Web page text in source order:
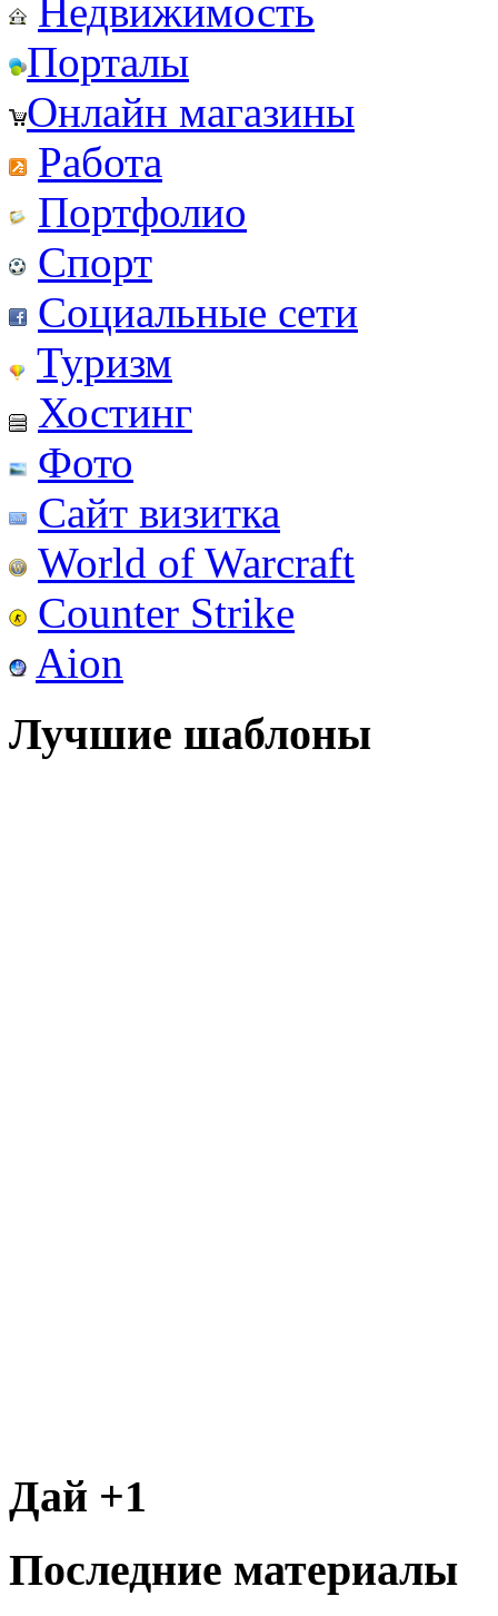
Недвижимость
Порталы
Онлайн магазины
Работа
Портфолио
Спорт
Социальные сети
Туризм
Хостинг
Фото
Сайт визитка
World of Warcraft
Counter Strike
Aion
Лучшие шаблоны
Дай +1
Последние материалы